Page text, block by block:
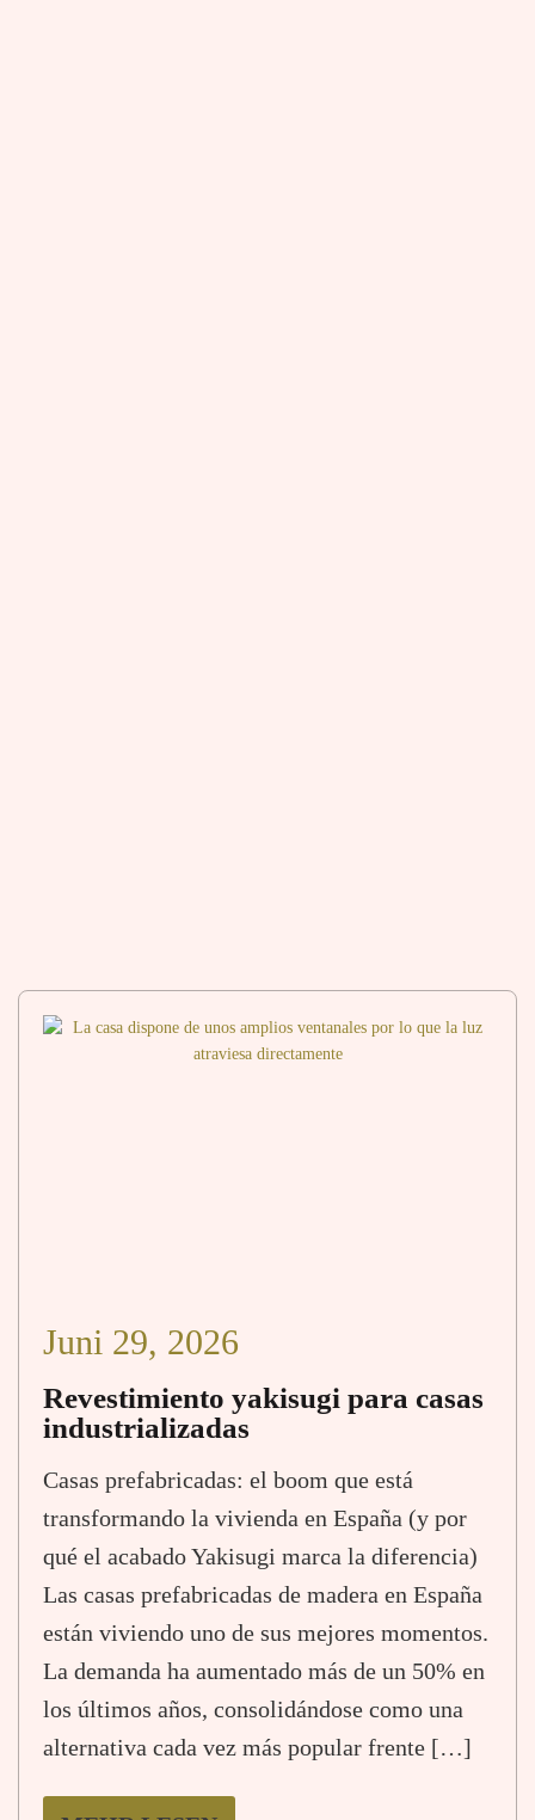
Juni 29, 2026
Revestimiento yakisugi para casas
industrializadas
Casas prefabricadas: el boom que está
transformando la vivienda en España (y por
qué el acabado Yakisugi marca la diferencia)
Las casas prefabricadas de madera en España
están viviendo uno de sus mejores momentos.
La demanda ha aumentado más de un 50% en
los últimos años, consolidándose como una
alternativa cada vez más popular frente […]